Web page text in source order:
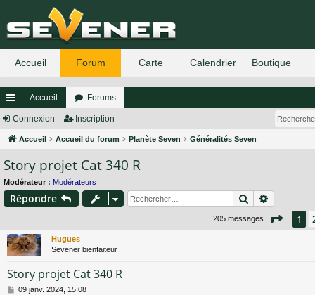
ac
co
ur
ci
Accueil Forums
Connexion Inscription
Accueil Accueil du forum Planète Seven Généralités Seven
Story projet Cat 340 R
Modérateur : Modérateurs
Répondre Rechercher
205 messages Page 1
1
Hugues
Sevener bienfaiteur
Story projet Cat 340 R
M
09 janv. 2024, 15:08